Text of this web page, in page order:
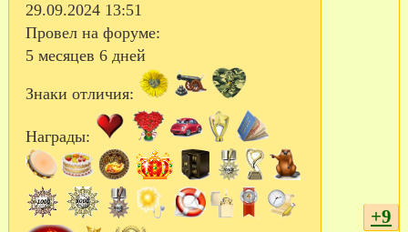
29.09.2024 13:51
Провел на форуме:
5 месяцев 6 дней
Знаки отличия:
Награды:
+9